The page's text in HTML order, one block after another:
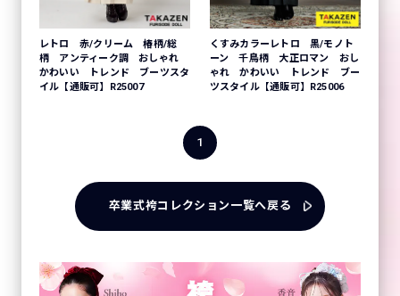
レトロ 赤/クリーム 椿柄/総
柄 アンティーク調 おしゃれ
かわいい トレンド ブーツスタ
イル【通販可】R25007
くすみカラーレトロ 黒/モノト
ーン 千鳥柄 大正ロマン おし
ゃれ かわいい トレンド ブー
ツスタイル【通販可】R25006
1
卒業式袴コレクション一覧へ戻る